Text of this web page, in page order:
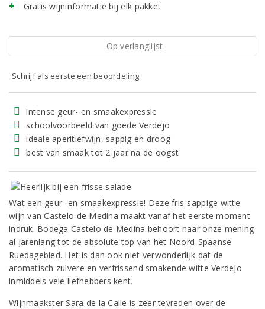
Gratis wijninformatie bij elk pakket
Op verlanglijst
Schrijf als eerste een beoordeling
intense geur- en smaakexpressie
schoolvoorbeeld van goede Verdejo
ideale aperitiefwijn, sappig en droog
best van smaak tot 2 jaar na de oogst
Wat een geur- en smaakexpressie! Deze fris-sappige witte
wijn van Castelo de Medina maakt vanaf het eerste moment
indruk. Bodega Castelo de Medina behoort naar onze mening
al jarenlang tot de absolute top van het Noord-Spaanse
Ruedagebied. Het is dan ook niet verwonderlijk dat de
aromatisch zuivere en verfrissend smakende witte Verdejo
inmiddels vele liefhebbers kent.
Wijnmaakster Sara de la Calle is zeer tevreden over de